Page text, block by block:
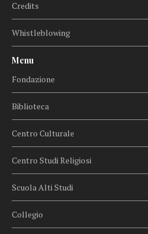
Credits
Whistleblowing
Menu
Fondazione
Biblioteca
Centro Culturale
Centro Studi Religiosi
Scuola Alti Studi
Collegio